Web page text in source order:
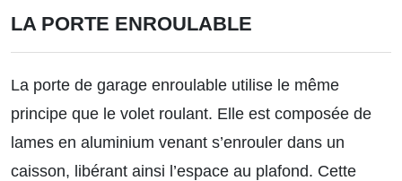
LA PORTE ENROULABLE
La porte de garage enroulable utilise le même
principe que le volet roulant. Elle est composée de
lames en aluminium venant s’enrouler dans un
caisson, libérant ainsi l’espace au plafond. Cette